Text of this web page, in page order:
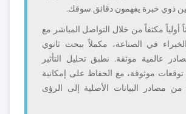
ذوي خبرة يفهمون دقائق سوقك.
أولياً مكثفاً من خلال التواصل المباشر مع
في الصناعة، مكملاً ببحث ثانوي
عالمية موثقة. نطبق تحليل التأثير
توقعات موثوقة، مع الحفاظ على إمكانية
من مصادر البيانات الأصلية إلى الرؤى